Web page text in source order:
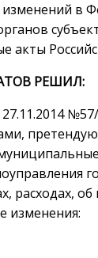
в
акты
РЕШИЛ:
расходах,
изменения: